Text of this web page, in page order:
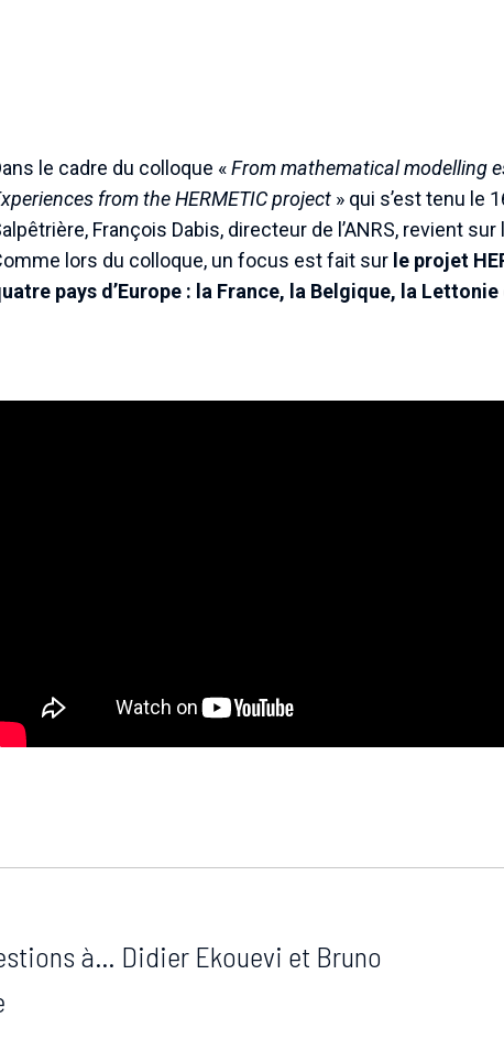
le cadre du colloque «From mathematical modelling
from the HERMETIC project » qui s’est tenu le
François Dabis, directeur de l’ANRS, revient
lors du colloque, un focus est fait sur le projet
pays d’Europe : la France, la Belgique, la Lettonie
à… Didier Ekouevi et Bruno